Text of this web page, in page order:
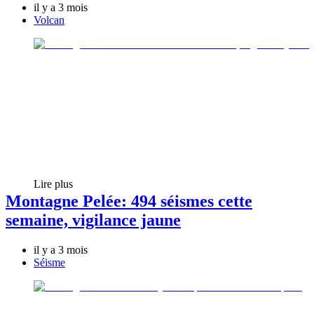
il y a 3 mois
Volcan
Lire plus
Montagne Pelée: 494 séismes cette
semaine, vigilance jaune
il y a 3 mois
Séisme